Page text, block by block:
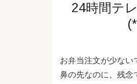
24時間テ
お弁当注文が少な
鼻の先なのに、残念